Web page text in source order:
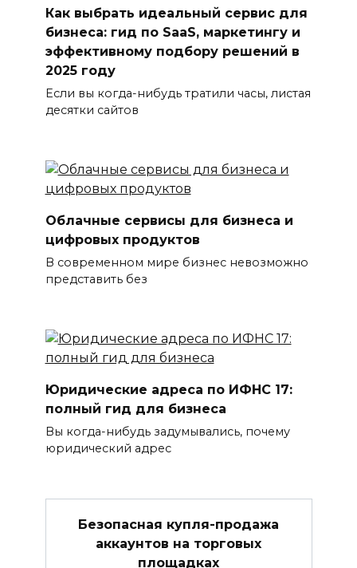
Как выбрать идеальный сервис для
бизнеса: гид по SaaS, маркетингу и
эффективному подбору решений в
2025 году
Если вы когда-нибудь тратили часы, листая
десятки сайтов
Облачные сервисы для бизнеса и
цифровых продуктов
В современном мире бизнес невозможно
представить без
Юридические адреса по ИФНС 17:
полный гид для бизнеса
Вы когда-нибудь задумывались, почему
юридический адрес
Безопасная купля-продажа
аккаунтов на торговых
площадках